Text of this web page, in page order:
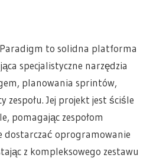
to solidna platforma
specjalistyczne narzędzia
planowania sprintów,
zespołu. Jej projekt jest ściśle
pomagając zespołom
dostarczać oprogramowanie
z kompleksowego zestawu